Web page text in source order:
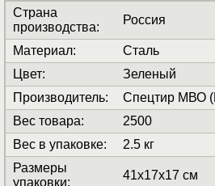
Страна
производства:
Россия
Материал:
Сталь
Цвет:
Зеленый
Производитель:
Спецтир МВО
Вес товара:
2500
Вес в упаковке:
2.5 кг
Размеры
упаковки:
41x17x17 см